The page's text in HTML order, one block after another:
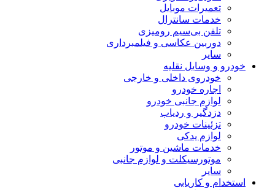
تعمیرات موبایل
خدمات سانترال
تلفن بی‌سیم رومیزی
دوربین عکاسی و فیلمبرداری
سایر
خودرو و وسایل نقلیه
خودروی داخلی و خارجی
اجاره خودرو
لوازم جانبی خودرو
دزدگیر و ردیاب
تزئینات خودرو
لوازم یدکی
خدمات ماشین و موتور
موتورسیکلت و لوازم جانبی
سایر
استخدام و کاریابی